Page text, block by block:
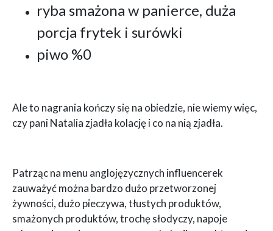
ryba smażona w panierce, duża
porcja frytek i surówki
piwo %0
Ale to nagrania kończy się na obiedzie, nie wiemy więc,
czy pani Natalia zjadła kolację i co na nią zjadła.
Patrząc na menu anglojęzycznych influencerek
zauważyć można bardzo dużo przetworzonej
żywności, dużo pieczywa, tłustych produktów,
smażonych produktów, trochę słodyczy, napoje